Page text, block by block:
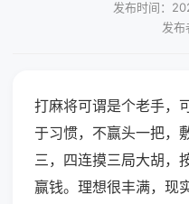
发布时间：
发布
打麻将可谓是个老手，
于习惯，不赢头一把，
三，四连摸三局大胡，
赢钱。理想很丰满，现